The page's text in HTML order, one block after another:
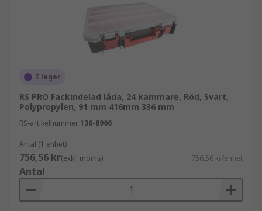
I lager
RS PRO Fackindelad låda, 24 kammare, Röd, Svart,
Polypropylen, 91 mm 416mm 336 mm
RS-artikelnummer 136-8906
Antal (1 enhet)
756,56 kr(exkl. moms) 756,56 kr/enhet
Antal